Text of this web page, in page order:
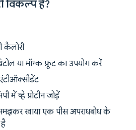
विकल्प हैं?
कैलोरी
या मॉन्क फ्रूट का उपयोग करें
में व्हे प्रोटीन जोड़ें
खाया एक पीस अपराधबोध के